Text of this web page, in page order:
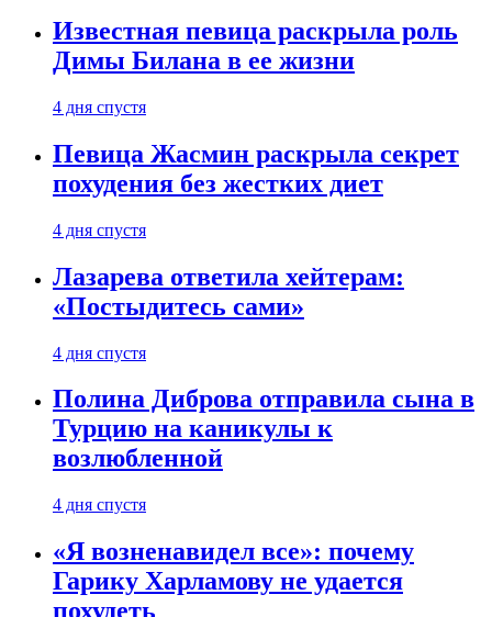
Известная певица раскрыла роль
Димы Билана в ее жизни
4 дня спустя
Певица Жасмин раскрыла секрет
похудения без жестких диет
4 дня спустя
Лазарева ответила хейтерам:
«Постыдитесь сами»
4 дня спустя
Полина Диброва отправила сына в
Турцию на каникулы к
возлюбленной
4 дня спустя
«Я возненавидел все»: почему
Гарику Харламову не удается
похудеть